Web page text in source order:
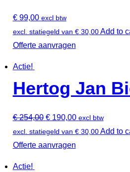
€99,00 excl btw
excl. statiegeld van €30,00 Add to
Offerte aanvragen
Actie!
Hertog Jan
€254,00 €190,00 excl btw
excl. statiegeld van €30,00 Add to
Offerte aanvragen
Actie!